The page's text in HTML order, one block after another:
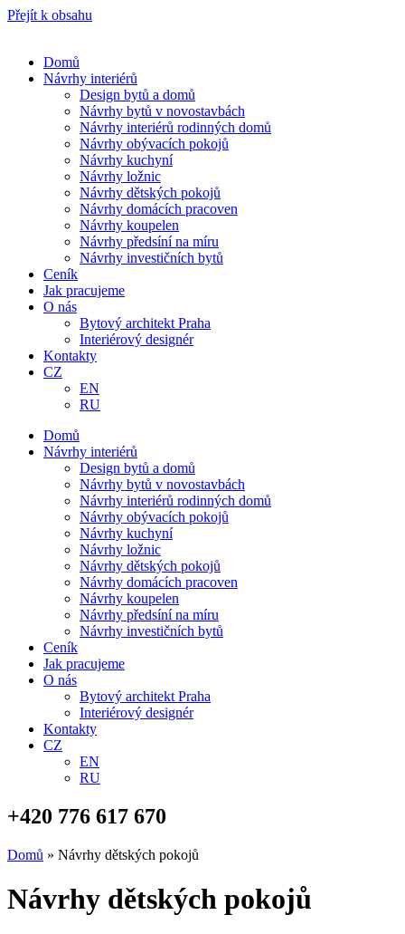
Přejít k obsahu
Domů
Návrhy interiérů
Design bytů a domů
Návrhy bytů v novostavbách
Návrhy interiérů rodinných domů
Návrhy obývacích pokojů
Návrhy kuchyní
Návrhy ložnic
Návrhy dětských pokojů
Návrhy domácích pracoven
Návrhy koupelen
Návrhy předsíní na míru
Návrhy investičních bytů
Ceník
Jak pracujeme
O nás
Bytový architekt Praha
Interiérový designér
Kontakty
CZ
EN
RU
Domů
Návrhy interiérů
Design bytů a domů
Návrhy bytů v novostavbách
Návrhy interiérů rodinných domů
Návrhy obývacích pokojů
Návrhy kuchyní
Návrhy ložnic
Návrhy dětských pokojů
Návrhy domácích pracoven
Návrhy koupelen
Návrhy předsíní na míru
Návrhy investičních bytů
Ceník
Jak pracujeme
O nás
Bytový architekt Praha
Interiérový designér
Kontakty
CZ
EN
RU
+420 776 617 670
Domů » Návrhy dětských pokojů
Návrhy dětských pokojů